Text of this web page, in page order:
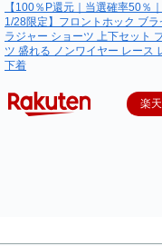
【100％P還元｜当選確率50％
1/28限定】フロントホック ブラ
ラジャー ショーツ 上下セット
ツ 盛れる ノンワイヤー レース
下着
楽